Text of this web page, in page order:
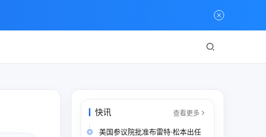
快讯 查看更多
美国参议院批准布雷特·松本出任